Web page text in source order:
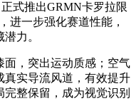
式推出GRMN卡罗拉限
进一步强化赛道性能，
力。
面，突出运动质感；空气
真实导流风道，有效提升
整保留，成为视觉识别